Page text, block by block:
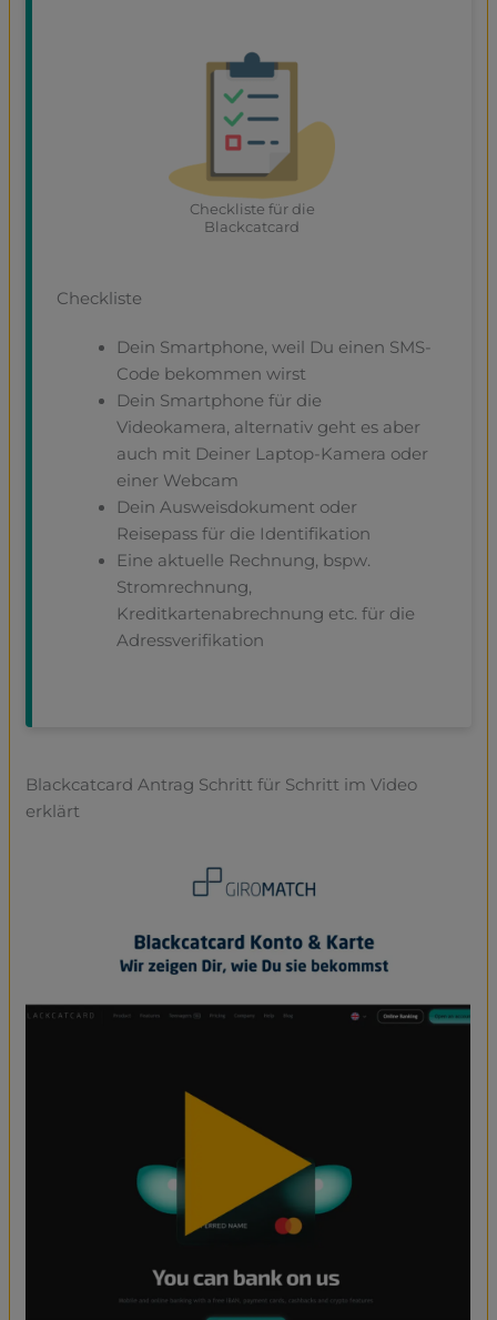
Checkliste für die
Blackcatcard
Checkliste
Dein Smartphone, weil Du einen SMS-
Code bekommen wirst
Dein Smartphone für die
Videokamera, alternativ geht es aber
auch mit Deiner Laptop-Kamera oder
einer Webcam
Dein Ausweisdokument oder
Reisepass für die Identifikation
Eine aktuelle Rechnung, bspw.
Stromrechnung,
Kreditkartenabrechnung etc. für die
Adressverifikation
Blackcatcard Antrag Schritt für Schritt im Video
erklärt